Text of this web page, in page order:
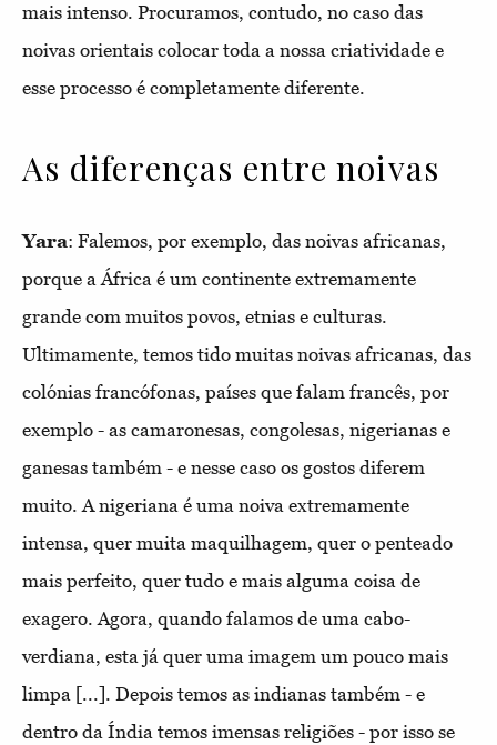
mais intenso. Procuramos, contudo, no caso das
noivas orientais colocar toda a nossa criatividade e
esse processo é completamente diferente.
As diferenças entre noivas
Yara: Falemos, por exemplo, das noivas africanas,
porque a África é um continente extremamente
grande com muitos povos, etnias e culturas.
Ultimamente, temos tido muitas noivas africanas, das
colónias francófonas, países que falam francês, por
exemplo - as camaronesas, congolesas, nigerianas e
ganesas também - e nesse caso os gostos diferem
muito. A nigeriana é uma noiva extremamente
intensa, quer muita maquilhagem, quer o penteado
mais perfeito, quer tudo e mais alguma coisa de
exagero. Agora, quando falamos de uma cabo-
verdiana, esta já quer uma imagem um pouco mais
limpa [...]. Depois temos as indianas também - e
dentro da Índia temos imensas religiões - por isso se